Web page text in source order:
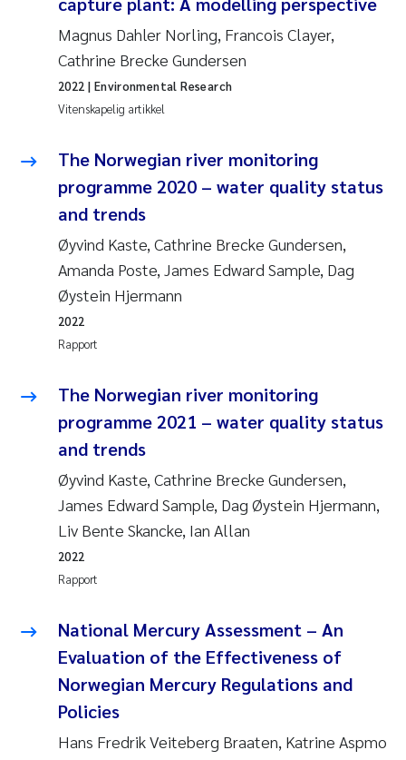
Magnus Dahler Norling, Francois Clayer,
Cathrine Brecke Gundersen
Vitenskapelig artikkel
2022 | Environmental Research
The Norwegian river monitoring
programme 2020 – water quality status
and trends
Øyvind Kaste, Cathrine Brecke Gundersen,
Amanda Poste, James Edward Sample, Dag
Øystein Hjermann
Rapport
2022
The Norwegian river monitoring
programme 2021 – water quality status
and trends
Øyvind Kaste, Cathrine Brecke Gundersen,
James Edward Sample, Dag Øystein Hjermann,
Liv Bente Skancke, Ian Allan
Rapport
2022
National Mercury Assessment – An
Evaluation of the Effectiveness of
Norwegian Mercury Regulations and
Policies
Hans Fredrik Veiteberg Braaten, Katrine Aspmo